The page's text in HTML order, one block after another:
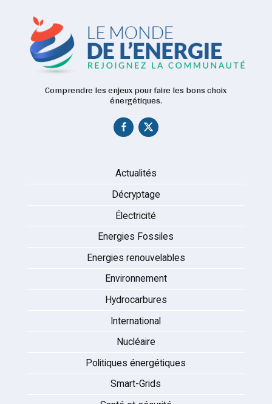
Comprendre les enjeux pour faire les bons choix
énergétiques.
Actualités
Décryptage
Électricité
Energies Fossiles
Energies renouvelables
Environnement
Hydrocarbures
International
Nucléaire
Politiques énergétiques
Smart-Grids